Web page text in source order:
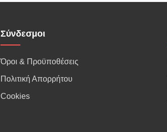
Σύνδεσμοι
Όροι & Προϋποθέσεις
Πολιτική Απορρήτου
Cookies